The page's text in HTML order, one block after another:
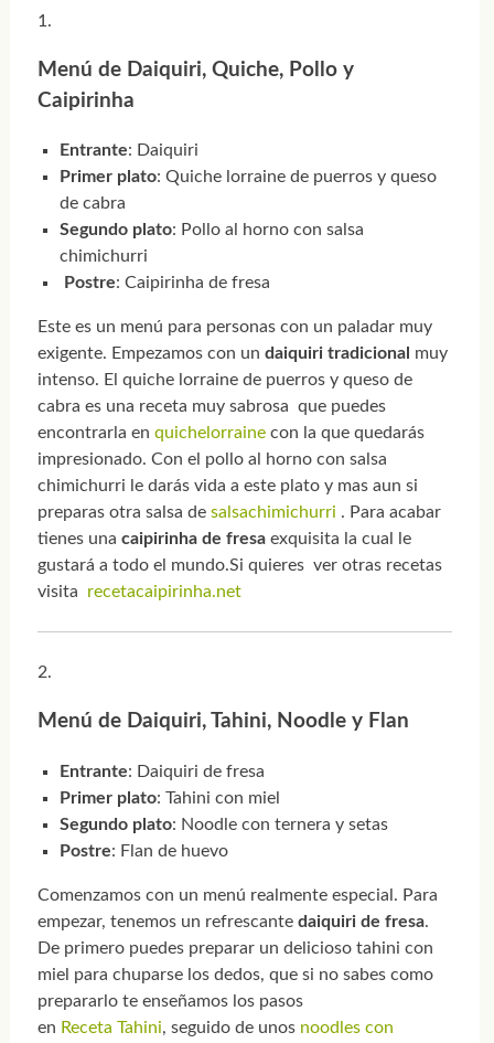
Menú de Daiquiri, Quiche, Pollo y
Caipirinha
Entrante: Daiquiri
Primer plato: Quiche lorraine de puerros y queso
de cabra
Segundo plato: Pollo al horno con salsa
chimichurri
Postre: Caipirinha de fresa
Este es un menú para personas con un paladar muy
exigente. Empezamos con un daiquiri tradicional muy
intenso. El quiche lorraine de puerros y queso de
cabra es una receta muy sabrosa que puedes
encontrarla en quichelorrainecon la que quedarás
impresionado. Con el pollo al horno con salsa
chimichurri le darás vida a este plato y mas aun si
preparas otra salsa de salsachimichurri . Para acabar
tienes una caipirinha de fresaexquisita la cual le
gustará a todo el mundo.Si quieres ver otras recetas
visita recetacaipirinha.net
Menú de Daiquiri, Tahini, Noodle y Flan
Entrante: Daiquiri de fresa
Primer plato: Tahini con miel
Segundo plato: Noodle con ternera y setas
Postre: Flan de huevo
Comenzamos con un menú realmente especial. Para
empezar, tenemos un refrescante daiquiri de fresa.
De primero puedes preparar un delicioso tahini con
miel para chuparse los dedos, que si no sabes como
prepararlo te enseñamos los pasos
en Receta Tahini, seguido de unos noodles con